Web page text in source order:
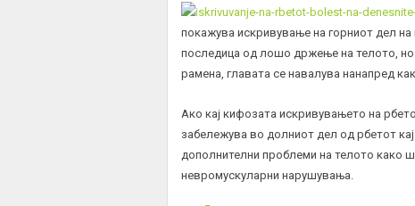
покажува искривување на горниот дел на
последица од лошо држење на телото,
рамена, главата се навалува нанапред
Ако кај кифозата искривувањето на
забележува во долниот дел од рбетот
дополнителни проблеми на телото како
невромускуларни нарушувања.